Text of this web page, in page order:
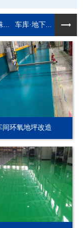
... 车库·地下...
间环氧地坪改造